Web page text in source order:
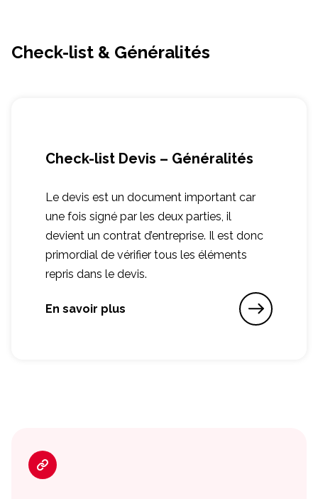
Check-list & Généralités
Check-list Devis – Généralités
Le devis est un document important car
une fois signé par les deux parties, il
devient un contrat d’entreprise. Il est donc
primordial de vérifier tous les éléments
repris dans le devis.
En savoir plus